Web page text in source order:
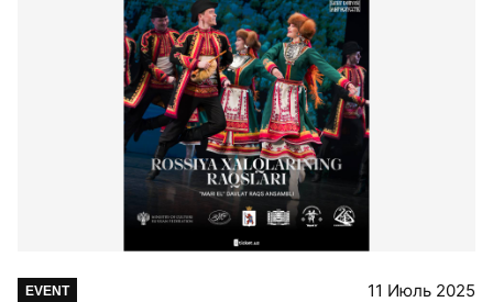
EVENT 11 Июль 2025